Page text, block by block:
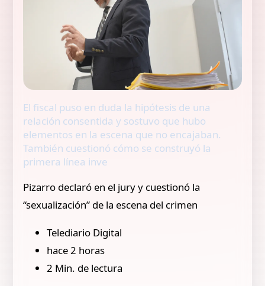
El fiscal puso en duda la hipótesis de una
relación consentida y sostuvo que hubo
elementos en la escena que no encajaban.
También cuestionó cómo se construyó la
primera línea inve
Pizarro declaró en el jury y cuestionó la
“sexualización” de la escena del crimen
Telediario Digital
hace 2 horas
2 Min. de lectura